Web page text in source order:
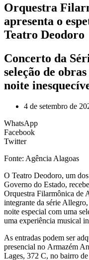
Orquestra
apresenta o
Teatro Deodoro
Concerto da
seleção de
noite
4 de setembro de
WhatsApp
Facebook
Twitter
Fonte: Agência Alagoas
O Teatro Deodoro, um
Governo do Estado,
Orquestra Filarmônica de
integrante da série
noite especial com uma
uma experiência musical
As entradas podem ser
presencial no Armazém
Lages, 372 C, no bairro